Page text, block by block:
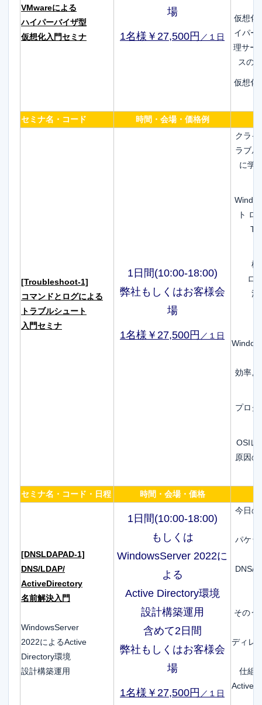
VMwareによる
ハイパーバイザ型
仮想化入門セミナ
場
1名様￥27,500円 ／１日
仮想化
イパー
理サー
スの
仮想化
セミナ名・コード 時間・会場・価格例
[Troubleshoot-1]
コマンドとログによる
トラブルシュート
入門セミナ
1日間(10:00-18:00)
弊社もしくはお客様会
場
1名様￥27,500円 ／１日
クラ
ラブ
に学
ト ロ
標
ロ
活
効率よ
プロ
OSIレ
原因
セミナ名・コード・日程 時間・会場・価格
[DNSLDAPAD-1]
DNS/LDAP/
ActiveDirectory
名前解決入門
WindowsServer
2022によるActive
Directory環境
設計構築運用
1日間(10:00-18:00)
もしくは
WindowsServer 2022に
よる
Active Directory環境
設計構築運用
含めて2日間
弊社もしくはお客様会
場
1名様￥27,500円 ／１日
今日の
パケッ
DNS/
そのう
ディレ
仕組